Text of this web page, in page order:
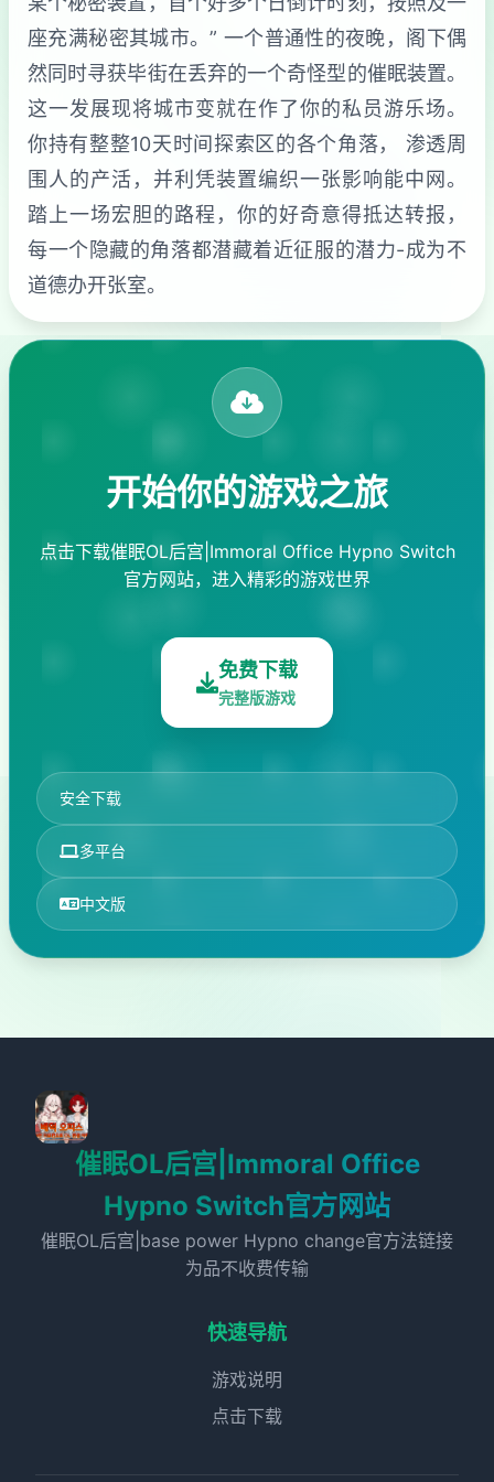
座充满秘密其城市。” 一个普通性的夜晚，阁下偶
然同时寻获毕街在丢弃的一个奇怪型的催眠装置。
这一发展现将城市变就在作了你的私员游乐场。
你持有整整10天时间探索区的各个角落， 渗透周
围人的产活，并利凭装置编织一张影响能中网。
踏上一场宏胆的路程，你的好奇意得抵达转报，
每一个隐藏的角落都潜藏着近征服的潜力-成为不
道德办开张室。
开始你的游戏之旅
点击下载催眠OL后宫|Immoral Office Hypno Switch
官方网站，进入精彩的游戏世界
免费下载
完整版游戏
安全下载
多平台
中文版
催眠OL后宫|Immoral Office
Hypno Switch官方网站
催眠OL后宫|base power Hypno change官方法链接
为品不收费传输
快速导航
游戏说明
点击下载